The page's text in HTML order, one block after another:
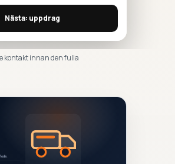
Nästa: uppdrag
kontakt innan den fulla